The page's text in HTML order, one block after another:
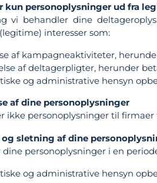
kun personoplysninger ud fra
vi behandler dine
interesser som:
af kampagneaktiviteter,
af deltagerpligter, herunder
og administrative hensyn
af dine personoplysninger
ikke personoplysninger til
sletning af dine
dine personoplysninger i en
og administrative hensyn